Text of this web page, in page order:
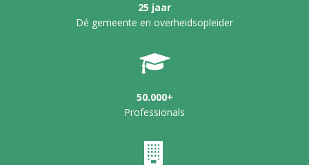
25 jaar
Dé gemeente en overheidsopleider
50.000+
Professionals